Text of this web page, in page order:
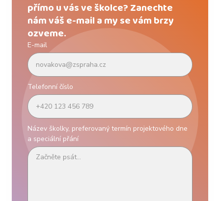
přímo u vás ve školce? Zanechte
nám váš e-mail a my se vám brzy
ozveme.
E-mail
Telefonní číslo
Název školky, preferovaný termín projektového dne
a speciální přání